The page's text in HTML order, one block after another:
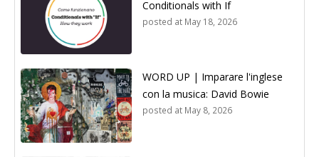
Conditionals with If
posted at May 18, 2026
WORD UP | Imparare l'inglese
con la musica: David Bowie
posted at May 8, 2026